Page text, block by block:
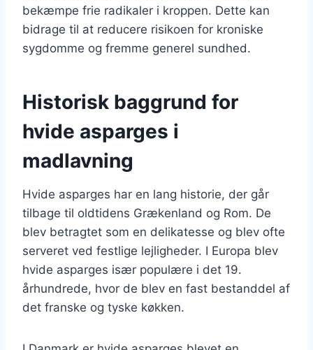
bekæmpe frie radikaler i kroppen. Dette kan
bidrage til at reducere risikoen for kroniske
sygdomme og fremme generel sundhed.
Historisk baggrund for
hvide asparges i
madlavning
Hvide asparges har en lang historie, der går
tilbage til oldtidens Grækenland og Rom. De
blev betragtet som en delikatesse og blev ofte
serveret ved festlige lejligheder. I Europa blev
hvide asparges især populære i det 19.
århundrede, hvor de blev en fast bestanddel af
det franske og tyske køkken.